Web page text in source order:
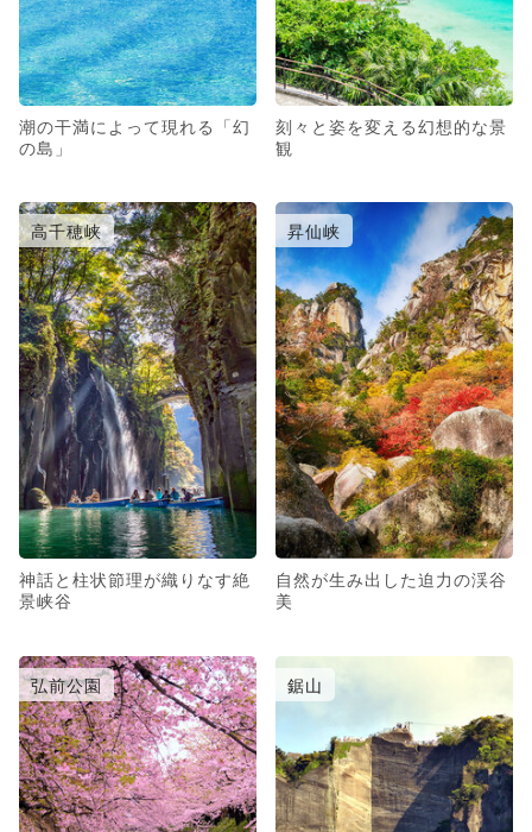
潮の干満によって現れる「幻
の島」
刻々と姿を変える幻想的な景
観
高千穂峡
神話と柱状節理が織りなす絶
景峡谷
昇仙峡
自然が生み出した迫力の渓谷
美
弘前公園 鋸山